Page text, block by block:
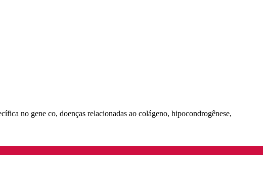
no gene co, doenças relacionadas ao colágeno, hipocondrogênese,